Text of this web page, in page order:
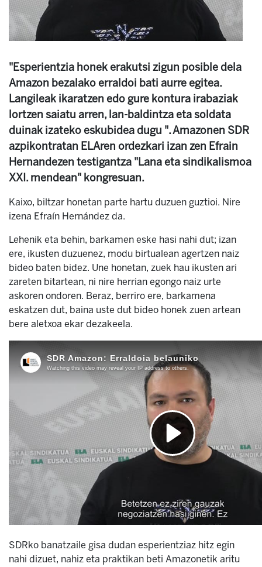
"Esperientzia honek erakutsi zigun posible dela
Amazon bezalako erraldoi bati aurre egitea.
Langileak ikaratzen edo gure kontura irabaziak
lortzen saiatu arren, lan-baldintza eta soldata
duinak izateko eskubidea dugu ". Amazonen SDR
azpikontratan ELAren ordezkari izan zen Efrain
Hernandezen testigantza "Lana eta sindikalismoa
XXI. mendean" kongresuan.
Kaixo, biltzar honetan parte hartu duzuen guztioi. Nire
izena Efraín Hernández da.
Lehenik eta behin, barkamen eske hasi nahi dut; izan
ere, ikusten duzuenez, modu birtualean agertzen naiz
bideo baten bidez. Une honetan, zuek hau ikusten ari
zareten bitartean, ni nire herrian egongo naiz urte
askoren ondoren. Beraz, berriro ere, barkamena
eskatzen dut, baina uste dut bideo honek zuen artean
bere aletxoa ekar dezakeela.
SDRko banatzaile gisa dudan esperientziaz hitz egin
nahi dizuet, nahiz eta praktikan beti Amazonetik aritu